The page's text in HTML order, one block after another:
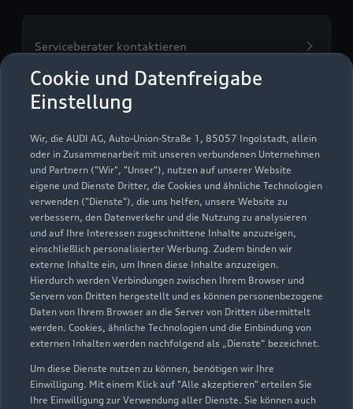
Cookie und Datenfreigabe
Einstellung
Wir, die AUDI AG, Auto-Union-Straße 1, 85057 Ingolstadt, allein
oder in Zusammenarbeit mit unseren verbundenen Unternehmen
und Partnern ("Wir", "Unser"), nutzen auf unserer Website
eigene und Dienste Dritter, die Cookies und ähnliche Technologien
verwenden ("Dienste"), die uns helfen, unsere Website zu
verbessern, den Datenverkehr und die Nutzung zu analysieren
und auf Ihre Interessen zugeschnittene Inhalte anzuzeigen,
einschließlich personalisierter Werbung. Zudem binden wir
externe Inhalte ein, um Ihnen diese Inhalte anzuzeigen.
Hierdurch werden Verbindungen zwischen Ihrem Browser und
Servern von Dritten hergestellt und es können personenbezogene
Daten von Ihrem Browser an die Server von Dritten übermittelt
werden. Cookies, ähnliche Technologien und die Einbindung von
externen Inhalten werden nachfolgend als „Dienste“ bezeichnet.
Um diese Dienste nutzen zu können, benötigen wir Ihre
Einwilligung. Mit einem Klick auf "Alle akzeptieren" erteilen Sie
Ihre Einwilligung zur Verwendung aller Dienste. Sie können auch
Serviceberater kontaktieren
Auto Bierschneider GmbH
Servicepartner e-tron